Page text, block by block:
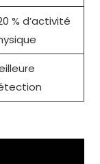
% d’activité